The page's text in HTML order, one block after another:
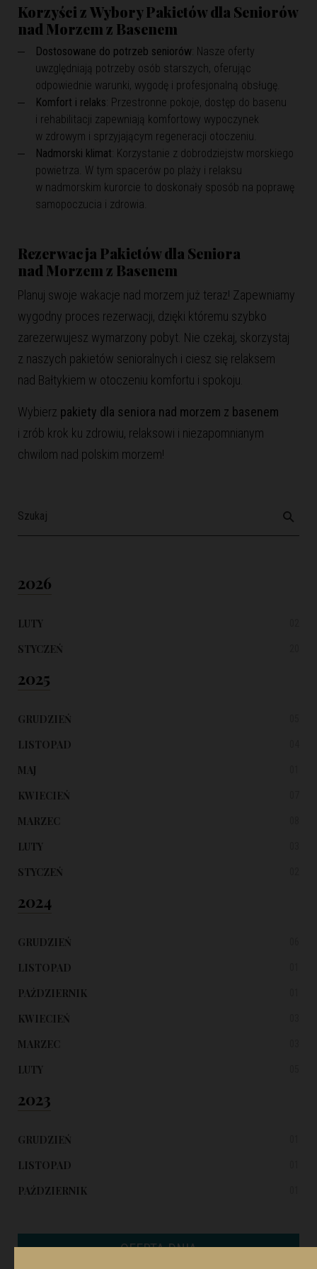
Korzyści z Wybory Pakietów dla Seniorów
nad Morzem z Basenem
Dostosowane do potrzeb seniorów: Nasze oferty
uwzględniają potrzeby osób starszych, oferując
odpowiednie warunki, wygodę i profesjonalną obsługę.
Komfort i relaks: Przestronne pokoje, dostęp do basenu
i rehabilitacji zapewniają komfortowy wypoczynek
w zdrowym i sprzyjającym regeneracji otoczeniu.
Nadmorski klimat: Korzystanie z dobrodziejstw morskiego
powietrza. W tym spacerów po plaży i relaksu
w nadmorskim kurorcie to doskonały sposób na poprawę
samopoczucia i zdrowia.
Rezerwacja Pakietów dla Seniora
nad Morzem z Basenem
Planuj swoje wakacje nad morzem już teraz! Zapewniamy
wygodny proces rezerwacji, dzięki któremu szybko
zarezerwujesz wymarzony pobyt. Nie czekaj, skorzystaj
z naszych pakietów senioralnych i ciesz się relaksem
nad Bałtykiem w otoczeniu komfortu i spokoju.
Wybierz pakiety dla seniora nad morzem z basenem
i zrób krok ku zdrowiu, relaksowi i niezapomnianym
chwilom nad polskim morzem!
2026
LUTY
STYCZEŃ
2025
GRUDZIEŃ
LISTOPAD
MAJ
KWIECIEŃ
MARZEC
LUTY
STYCZEŃ
2024
GRUDZIEŃ
LISTOPAD
PAŹDZIERNIK
KWIECIEŃ
MARZEC
LUTY
2023
GRUDZIEŃ
LISTOPAD
PAŹDZIERNIK
OFERTA DNIA